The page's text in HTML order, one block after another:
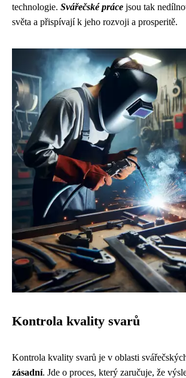
technologie. Svářečské práce jsou tak
světa a přispívají k jeho rozvoji a prosperitě.
Kontrola kvality svarů
Kontrola kvality svarů je v oblasti
zásadní. Jde o proces, který zaručuje, že